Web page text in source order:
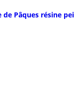
Pâques résine